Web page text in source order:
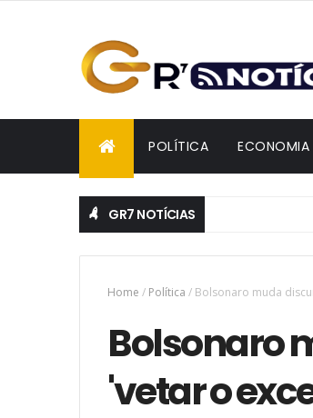
POLÍTICA ECONOMIA
GR7 NOTÍCIAS
Home / Política / Bolsonaro muda
Bolsonaro
'vetar o